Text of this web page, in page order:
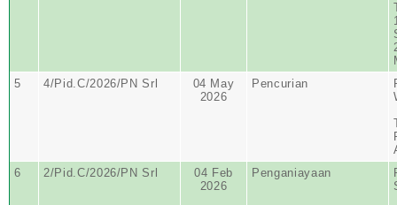
5
4/Pid.C/2026/PN Srl
04 May
2026
Pencurian
6
2/Pid.C/2026/PN Srl
04 Feb
2026
Penganiayaan